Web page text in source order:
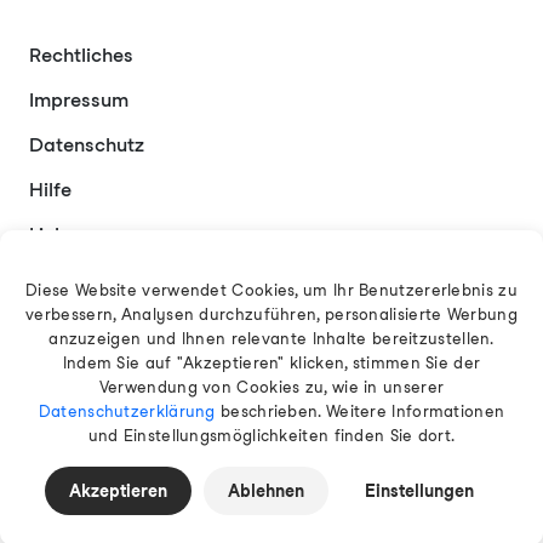
Rechtliches
Impressum
Datenschutz
Hilfe
Links
Kontakt
Deutsch
© 2026 EAMT GmbH
Diese Website verwendet Cookies, um Ihr Benutzererlebnis zu
verbessern, Analysen durchzuführen, personalisierte Werbung
anzuzeigen und Ihnen relevante Inhalte bereitzustellen.
Indem Sie auf "Akzeptieren" klicken, stimmen Sie der
Verwendung von Cookies zu, wie in unserer
Datenschutzerklärung beschrieben. Weitere Informationen
und Einstellungsmöglichkeiten finden Sie dort.
Akzeptieren Ablehnen Einstellungen